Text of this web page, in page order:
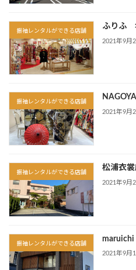
振袖レンタルができる店舗
ふりふ
2021年9月
振袖レンタルができる店舗
2021年9月
振袖レンタルができる店舗
松浦衣
2021年9月
振袖レンタルができる店舗
maruichi
2021年9月